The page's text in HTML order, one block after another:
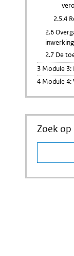
2.5.4
2.6
2.7 De
3 Module 3:
4 Module 4:
Zoek